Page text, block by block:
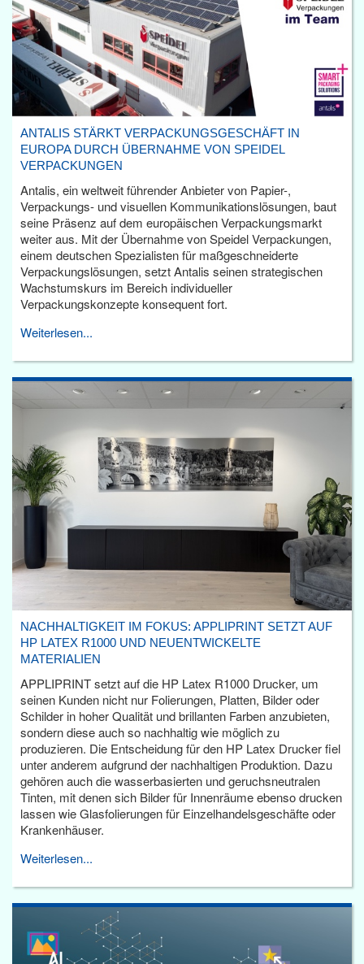
ANTALIS STÄRKT VERPACKUNGSGESCHÄFT IN
EUROPA DURCH ÜBERNAHME VON SPEIDEL
VERPACKUNGEN
Antalis, ein weltweit führender Anbieter von Papier-,
Verpackungs- und visuellen Kommunikationslösungen, baut
seine Präsenz auf dem europäischen Verpackungsmarkt
weiter aus. Mit der Übernahme von Speidel Verpackungen,
einem deutschen Spezialisten für maßgeschneiderte
Verpackungslösungen, setzt Antalis seinen strategischen
Wachstumskurs im Bereich individueller
Verpackungskonzepte konsequent fort.
Weiterlesen...
NACHHALTIGKEIT IM FOKUS: APPLIPRINT SETZT AUF
HP LATEX R1000 UND NEUENTWICKELTE
MATERIALIEN
APPLIPRINT setzt auf die HP Latex R1000 Drucker, um
seinen Kunden nicht nur Folierungen, Platten, Bilder oder
Schilder in hoher Qualität und brillanten Farben anzubieten,
sondern diese auch so nachhaltig wie möglich zu
produzieren. Die Entscheidung für den HP Latex Drucker fiel
unter anderem aufgrund der nachhaltigen Produktion. Dazu
gehören auch die wasserbasierten und geruchsneutralen
Tinten, mit denen sich Bilder für Innenräume ebenso drucken
lassen wie Glasfolierungen für Einzelhandelsgeschäfte oder
Krankenhäuser.
Weiterlesen...